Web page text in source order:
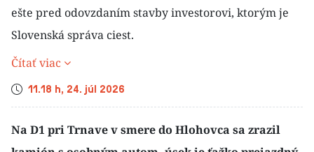
Čas
11.18 h, 24. júl 2026
ešte pred odovzdaním stavby investorovi, ktorým je
Slovenská správa ciest.
Čítať viac
Na D1 pri Trnave v smere do Hlohovca sa zrazil